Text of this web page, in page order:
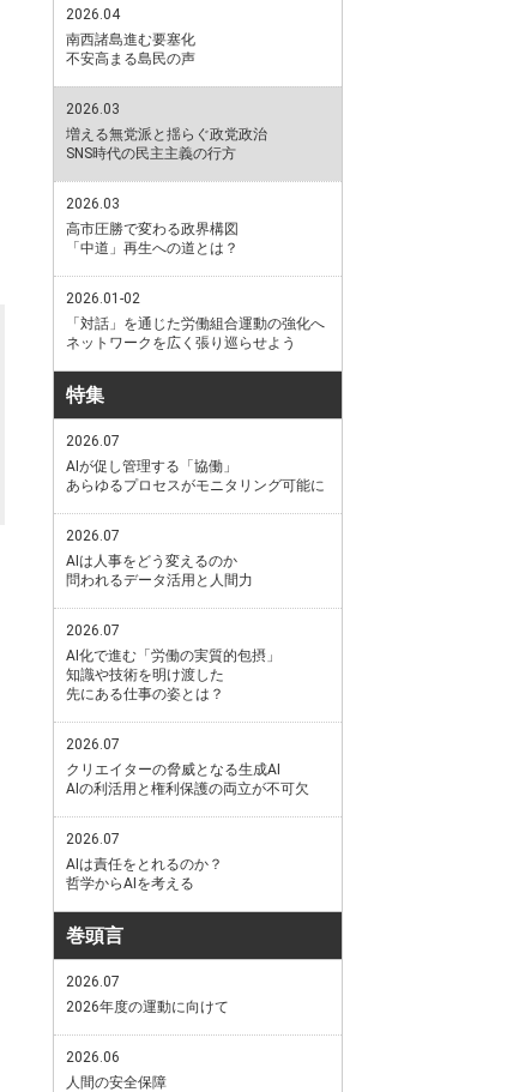
2026.04
南西諸島進む要塞化
不安高まる島民の声
2026.03
増える無党派と揺らぐ政党政治
SNS時代の民主主義の行方
2026.03
高市圧勝で変わる政界構図
「中道」再生への道とは？
2026.01-02
「対話」を通じた労働組合運動の強化へ
ネットワークを広く張り巡らせよう
特集
2026.07
AIが促し管理する「協働」
あらゆるプロセスがモニタリング可能に
2026.07
AIは人事をどう変えるのか
問われるデータ活用と人間力
2026.07
AI化で進む「労働の実質的包摂」
知識や技術を明け渡した
先にある仕事の姿とは？
2026.07
クリエイターの脅威となる生成AI
AIの利活用と権利保護の両立が不可欠
2026.07
AIは責任をとれるのか？
哲学からAIを考える
巻頭言
2026.07
2026年度の運動に向けて
2026.06
人間の安全保障